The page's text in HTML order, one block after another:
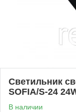
Светильник
SOFIA/S-24
В наличии